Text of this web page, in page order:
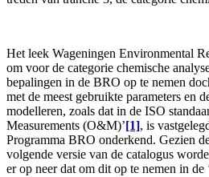
Het leek Wageningen Environmental
om voor de categorie chemische
bepalingen in de BRO op te nemen
met de meest gebruikte parameters en
modelleren, zoals dat in de ISO
Measurements (O&M)’[1], is
Programma BRO onderkend. Gezien
volgende versie van de catalogus
er op neer dat om dit op te nemen in de